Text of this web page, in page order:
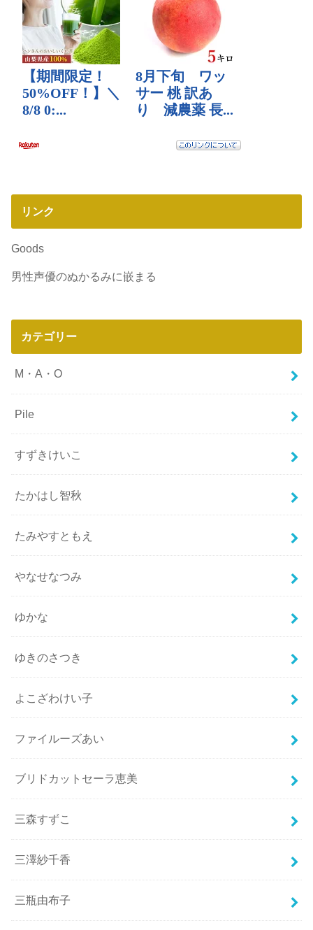
リンク
Goods
男性声優のぬかるみに嵌まる
カテゴリー
M・A・O
Pile
すずきけいこ
たかはし智秋
たみやすともえ
やなせなつみ
ゆかな
ゆきのさつき
よこざわけい子
ファイルーズあい
ブリドカットセーラ恵美
三森すずこ
三澤紗千香
三瓶由布子